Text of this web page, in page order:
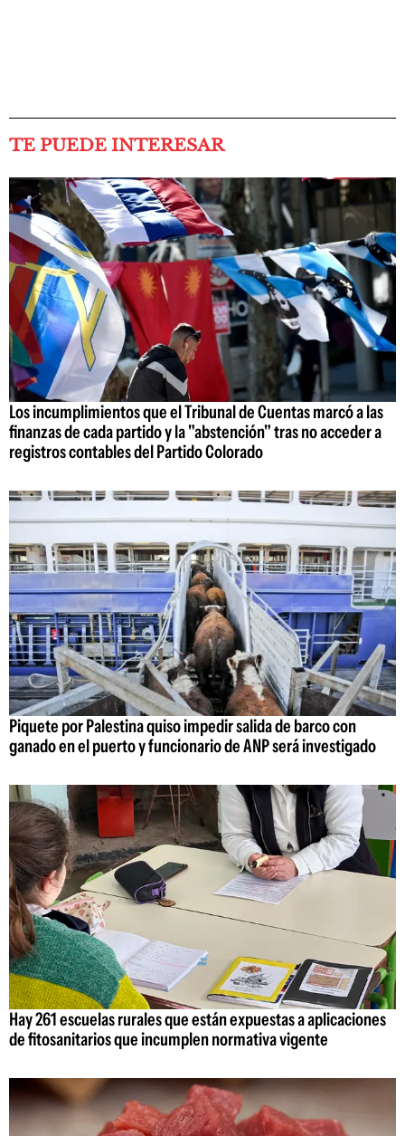
TE PUEDE INTERESAR
Los incumplimientos que el Tribunal de Cuentas marcó a las
finanzas de cada partido y la "abstención" tras no acceder a
registros contables del Partido Colorado
Piquete por Palestina quiso impedir salida de barco con
ganado en el puerto y funcionario de ANP será investigado
Hay 261 escuelas rurales que están expuestas a aplicaciones
de fitosanitarios que incumplen normativa vigente